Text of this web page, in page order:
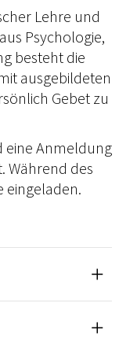
Lehre und
Psychologie,
besteht die
ausgebildeten
Gebet zu
eine Anmeldung
Während des
eingeladen.